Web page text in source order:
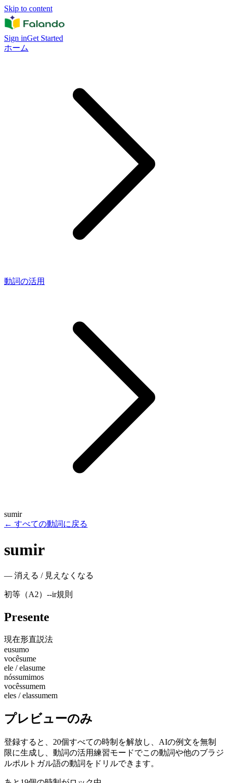
Skip to content
Sign inGet Started
ホーム
動詞の活用
sumir
← すべての動詞に戻る
sumir
— 消える / 見えなくなる
初等（A2） --ir規則
Presente
現在形直説法
eusumo
vocêsume
ele / elasume
nóssumimos
vocêssumem
eles / elassumem
プレビューのみ
登録すると、20個すべての時制を解放し、AIの例文を無制
限に生成し、動詞の活用練習モードでこの動詞や他のブラジ
ルポルトガル語の動詞をドリルできます。